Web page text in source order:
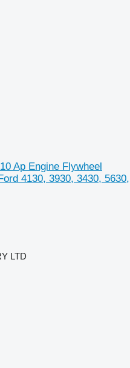
Ap Engine Flywheel
4130, 3930, 3430, 5630,
LTD